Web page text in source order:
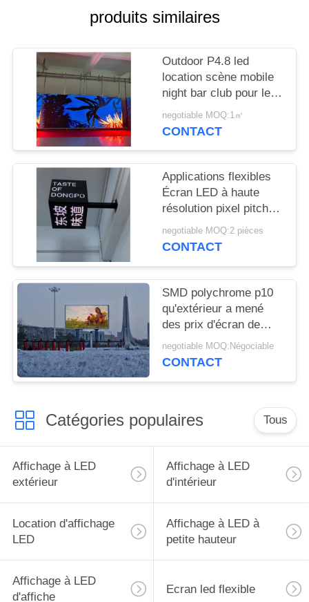
DEVIS
PLAN
DU
SITE
PRIVACY
POLICY
produits similaires
Outdoor P4.8 led
location scène mobile
night bar club pour le
divertissement
negotiable MOQ:1㎡
CONTACT
Applications flexibles
Écran LED à haute
résolution pixel pitch
2,5 mm pour les lieux
de divertissement
negotiable MOQ:2 pièces
CONTACT
SMD polychrome p10
qu'extérieur a mené
des prix d'écran de
visualisation a mené le
visuel à grand écran
negotiable MOQ:Négociable
CONTACT
Catégories populaires Tous
Affichage à LED
extérieur
Affichage à LED
d'intérieur
Location d'affichage
LED
Affichage à LED à
petite hauteur
Affichage à LED
d'affiche
Ecran led flexible